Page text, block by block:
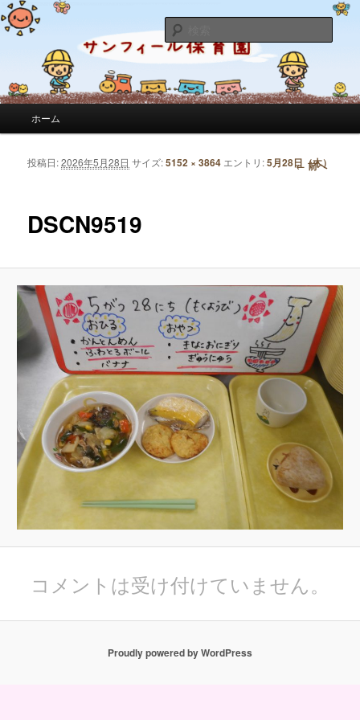
サンフィール保育園のブログ
サンフィール保育園のせんせいのブログです。園の日常を綴っています。
索
メインコンテンツへ移動
サブコンテンツへ移動
ホーム
画像ナビゲーション ← 前へ
DSCN9519
投稿日:2026年5月28日 サイズ:5152 × 3864 エントリ:5月28日（木）
コメントは受け付けていません。
Proudly powered by WordPress